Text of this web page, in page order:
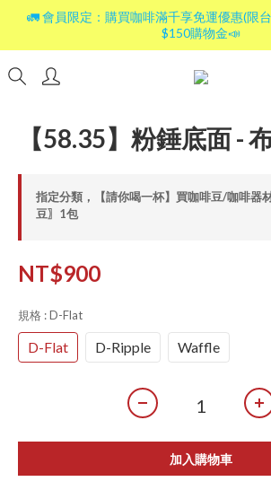
🚛 會員限定：購買咖啡滿千享免運優惠(限
$150購物金📣
【58.35】粉錘底面 -
指定分類，【請你喝一杯】買咖啡豆/咖啡器
豆〗1包
NT$900
規格 : D-Flat
D-Flat D-Ripple Waffle
加入購物車